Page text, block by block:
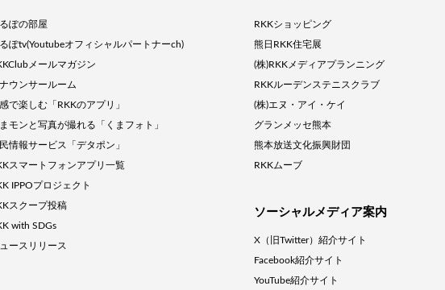
ぽの部屋
ぽtv(Youtubeオフィシャルパートナーch)
メールマガジン
ウンサールーム
で楽しむ「RKKのアプリ」
モンと写真が撮れる「くまフォト」
情報サービス「デタポン」
スマートフォンアプリ一覧
IPPOプロジェクト
スクープ投稿
with SDGs
ースリリース
RKKショッピング
熊日RKK住宅展
(株)RKKメディアプランニング
RKKルーデンステニスクラブ
(株)エヌ・アイ・ケイ
グランメッセ熊本
熊本放送文化振興財団
RKKムーブ
ソーシャルメディア案内
X（旧Twitter）紹介サイト
Facebook紹介サイト
YouTube紹介サイト